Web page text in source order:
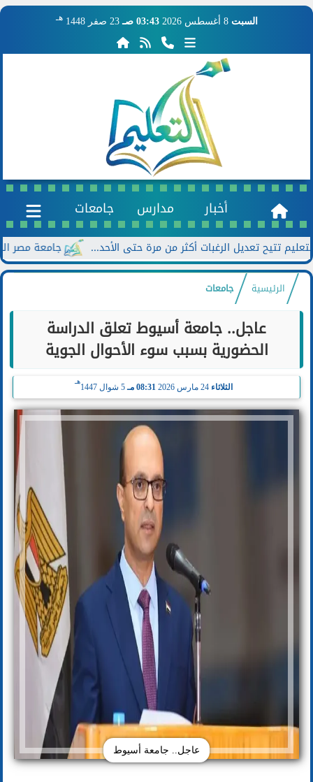
السبت 8 أغسطس 2026 03:43 صـ 23 صفر 1448 هـ
أخبار مدارس جامعات
جامعة مصر الجديدة تعلن خصومات
الرئيسية جامعات
عاجل.. جامعة أسيوط تعلق الدراسة
الحضورية بسبب سوء الأحوال الجوية
الثلاثاء 08:31 مـ 5 شوال 1447
هـ
عاجل.. جامعة أسيوط